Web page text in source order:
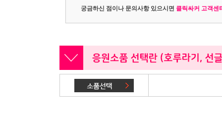
궁금하신 점이나 문의사항 있으시면 클릭싸커 고객센